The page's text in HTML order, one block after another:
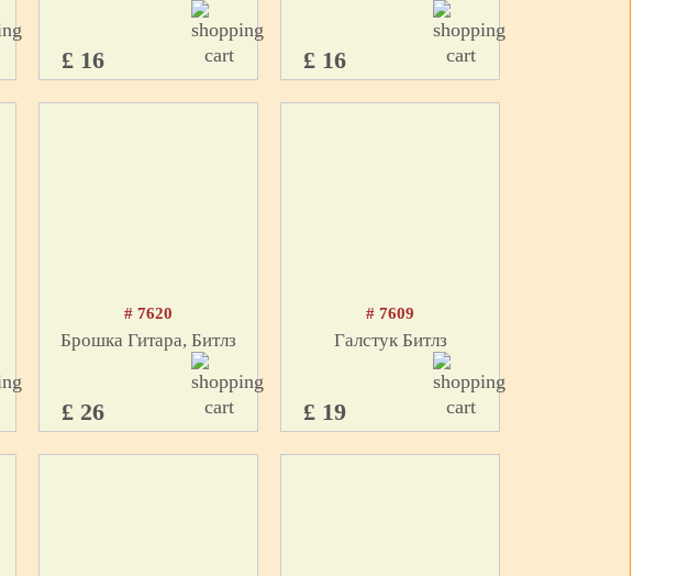
£ 16 £ 16
# 7620
Брошка Гитара, Битлз
£ 26
# 7609
Галстук Битлз
£ 19